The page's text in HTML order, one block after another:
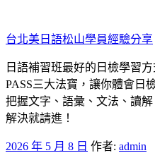
至
主
要
內
容
台北美日語松山學員經驗分享
日語補習班最好的日檢學習
PASS三大法寶，讓你體會日
把握文字、語彙、文法、讀
解決就請進！
發
2026 年 5 月 8 日 作者: admin